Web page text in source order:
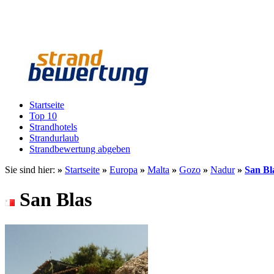
Startseite
Top 10
Strandhotels
Strandurlaub
Strandbewertung abgeben
Sie sind hier: » Startseite » Europa » Malta » Gozo » Nadur » San
San Blas